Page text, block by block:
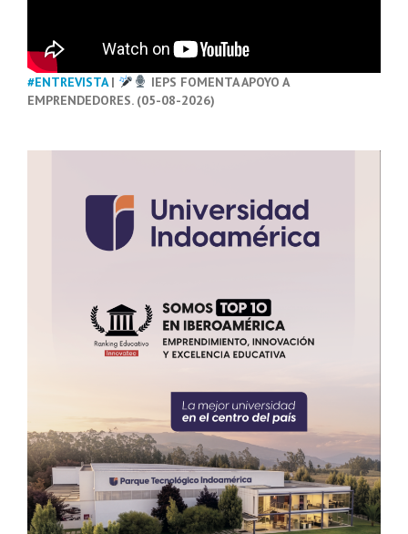
#ENTREVISTA|
IEPS FOMENTA APOYO A
EMPRENDEDORES. (05-08-2026)